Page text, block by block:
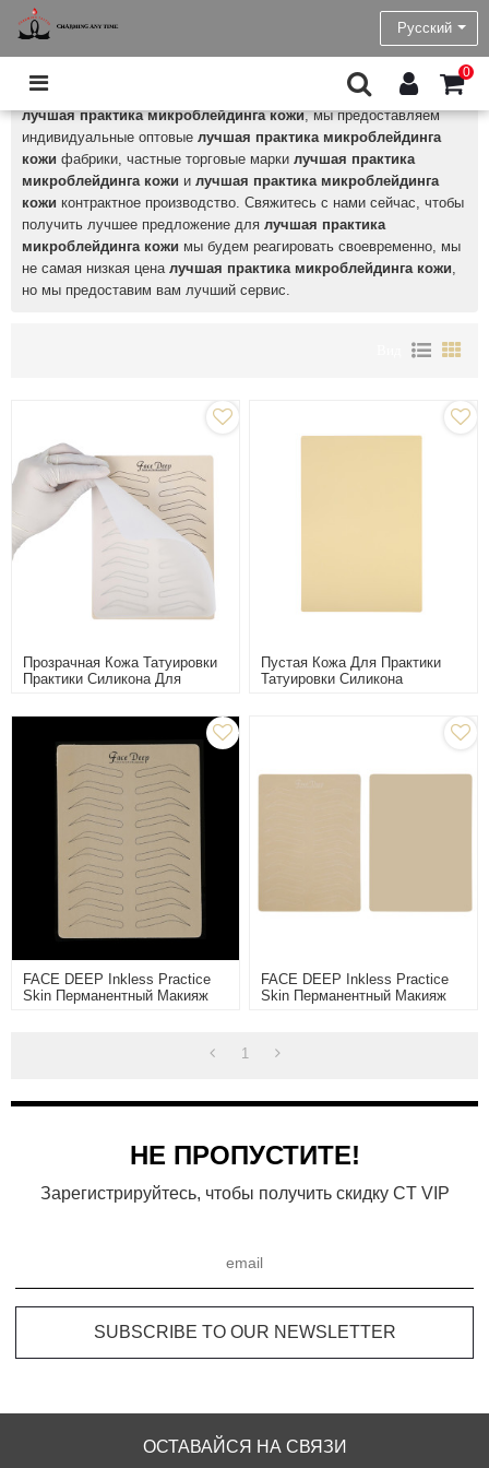
Русский
0
лучшая практика микроблейдинга кожи
Charming Tattoo Permanent Makeup Product Wholesale
является
профессиональным китайским производителем и поставщиком
лучшая практика микроблейдинга кожи, мы предоставляем
индивидуальные оптовые лучшая практика микроблейдинга
кожи фабрики, частные торговые марки лучшая практика
микроблейдинга кожи и лучшая практика микроблейдинга
кожи контрактное производство. Свяжитесь с нами сейчас, чтобы
получить лучшее предложение для лучшая практика
микроблейдинга кожи мы будем реагировать своевременно, мы
не самая низкая цена лучшая практика микроблейдинга кожи,
но мы предоставим вам лучший сервис.
Прозрачная Кожа Татуировки
Практики Силикона Для
Пустая Кожа Для Практики
Татуировки Силикона
FACE DEEP Inkless Practice
Skin Перманентный Макияж
FACE DEEP Inkless Practice
Skin Перманентный Макияж
1
НЕ ПРОПУСТИТЕ!
Зарегистрируйтесь, чтобы получить скидку CT VIP
ОСТАВАЙСЯ НА СВЯЗИ